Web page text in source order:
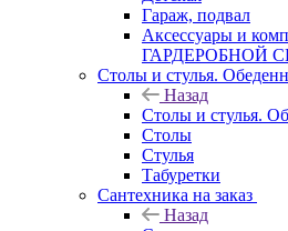
Гараж, подвал
Аксессуары и
ГАРДЕРОБНОЙ
Столы и стулья.
Назад
Столы и стулья.
Столы
Стулья
Табуретки
Сантехника на заказ
Назад